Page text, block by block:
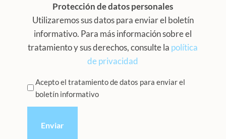
Protección de datos personales
Utilizaremos sus datos para enviar el boletín
informativo. Para más información sobre el
tratamiento y sus derechos, consulte la política
de privacidad
Privacidad
Acepto el tratamiento de datos para enviar el
boletín informativo